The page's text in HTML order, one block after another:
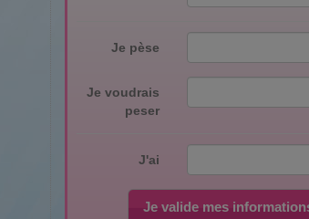
Je pèse
Je voudrais
peser
J'ai
Je valide mes